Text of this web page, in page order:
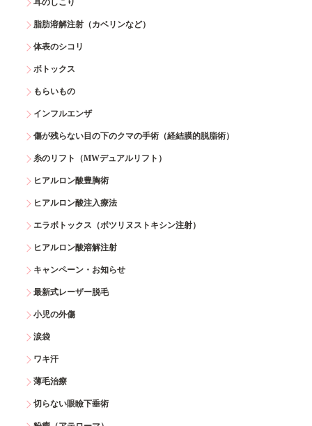
脂肪溶解注射（カベリンなど）
体表のシコリ
ボトックス
もらいもの
インフルエンザ
傷が残らない目の下のクマの手術（経結膜的脱脂術）
糸のリフト（MWデュアルリフト）
ヒアルロン酸豊胸術
ヒアルロン酸注入療法
エラボトックス（ボツリヌストキシン注射）
ヒアルロン酸溶解注射
キャンペーン・お知らせ
最新式レーザー脱毛
小児の外傷
涙袋
ワキ汗
薄毛治療
切らない眼瞼下垂術